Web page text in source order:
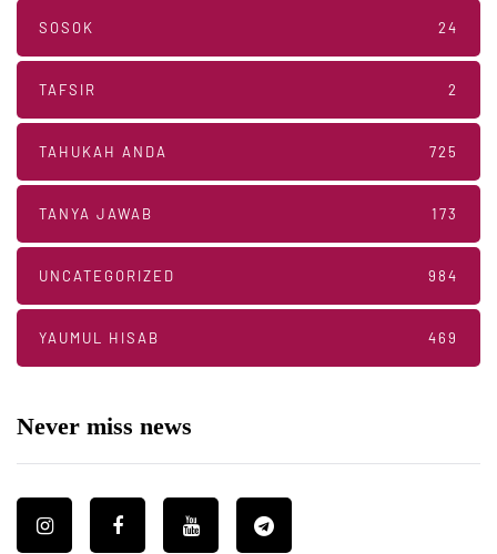
SOSOK 24
TAFSIR 2
TAHUKAH ANDA 725
TANYA JAWAB 173
UNCATEGORIZED 984
YAUMUL HISAB 469
Never miss news